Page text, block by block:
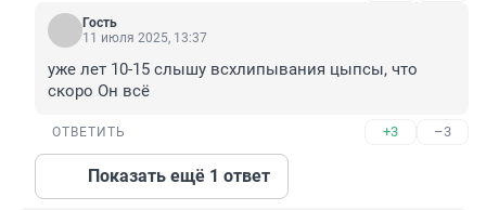
Гость
11 июля 2025, 13:37
уже лет 10-15 слышу всхлипывания цыпсы, что
скоро Он всё
ОТВЕТИТЬ +3 –3
Показать ещё 1 ответ